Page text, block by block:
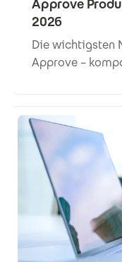
Approve
2026
Die wichtigsten
Approve –